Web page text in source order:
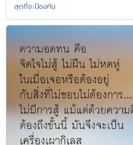
สุดที่จะป้องกัน